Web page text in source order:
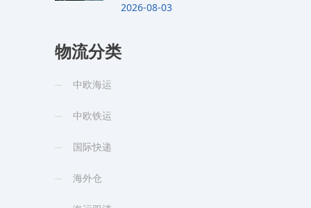
2026-08-03
物流分类
中欧海运
中欧铁运
国际快递
海外仓